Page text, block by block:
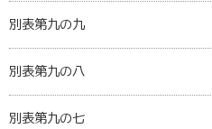
別表第九の九
別表第九の八
別表第九の七